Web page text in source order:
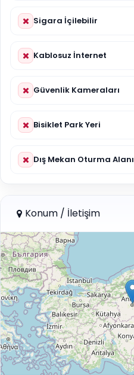
Sigara İçilebilir
Kablosuz İnternet
Güvenlik Kameraları
Bisiklet Park Yeri
Dış Mekan Oturma Alanı
Konum / İletişim